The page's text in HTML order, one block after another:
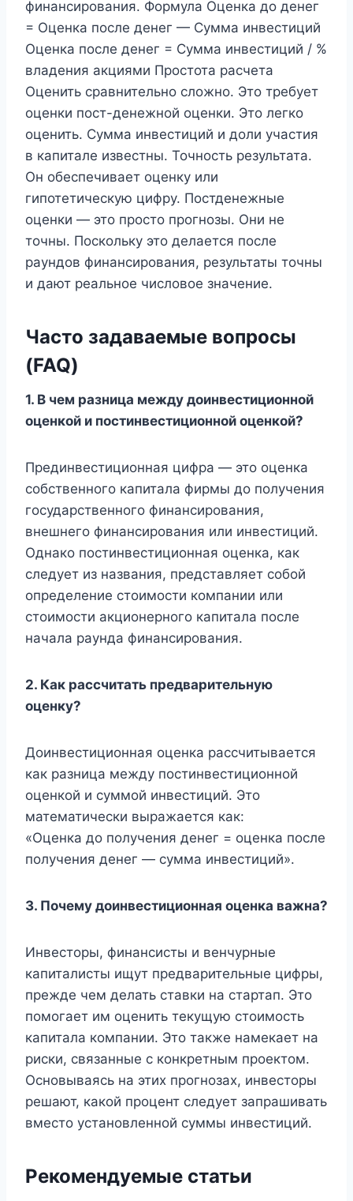
финансирования. Формула Оценка до денег
= Оценка после денег — Сумма инвестиций
Оценка после денег = Сумма инвестиций / %
владения акциями Простота расчета
Оценить сравнительно сложно. Это требует
оценки пост-денежной оценки. Это легко
оценить. Сумма инвестиций и доли участия
в капитале известны. Точность результата.
Он обеспечивает оценку или
гипотетическую цифру. Постденежные
оценки — это просто прогнозы. Они не
точны. Поскольку это делается после
раундов финансирования, результаты точны
и дают реальное числовое значение.
Часто задаваемые вопросы
(FAQ)
1. В чем разница между доинвестиционной
оценкой и постинвестиционной оценкой?
Прединвестиционная цифра — это оценка
собственного капитала фирмы до получения
государственного финансирования,
внешнего финансирования или инвестиций.
Однако постинвестиционная оценка, как
следует из названия, представляет собой
определение стоимости компании или
стоимости акционерного капитала после
начала раунда финансирования.
2. Как рассчитать предварительную
оценку?
Доинвестиционная оценка рассчитывается
как разница между постинвестиционной
оценкой и суммой инвестиций. Это
математически выражается как:
«Оценка до получения денег = оценка после
получения денег — сумма инвестиций».
3. Почему доинвестиционная оценка важна?
Инвесторы, финансисты и венчурные
капиталисты ищут предварительные цифры,
прежде чем делать ставки на стартап. Это
помогает им оценить текущую стоимость
капитала компании. Это также намекает на
риски, связанные с конкретным проектом.
Основываясь на этих прогнозах, инвесторы
решают, какой процент следует запрашивать
вместо установленной суммы инвестиций.
Рекомендуемые статьи